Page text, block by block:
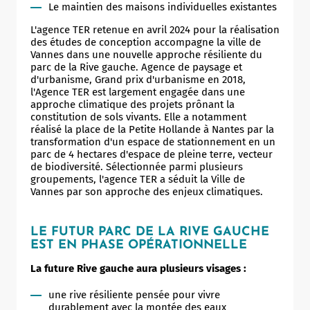
Le maintien des maisons individuelles existantes
L'agence TER retenue en avril 2024 pour la réalisation
des études de conception accompagne la ville de
Vannes dans une nouvelle approche résiliente du
parc de la Rive gauche. Agence de paysage et
d'urbanisme, Grand prix d'urbanisme en 2018,
l'Agence TER est largement engagée dans une
approche climatique des projets prônant la
constitution de sols vivants. Elle a notamment
réalisé la place de la Petite Hollande à Nantes par la
transformation d'un espace de stationnement en un
parc de 4 hectares d'espace de pleine terre, vecteur
de biodiversité. Sélectionnée parmi plusieurs
groupements, l'agence TER a séduit la Ville de
Vannes par son approche des enjeux climatiques.
LE FUTUR PARC DE LA RIVE GAUCHE
EST EN PHASE OPÉRATIONNELLE
La future Rive gauche aura plusieurs visages :
une rive résiliente pensée pour vivre
durablement avec la montée des eaux